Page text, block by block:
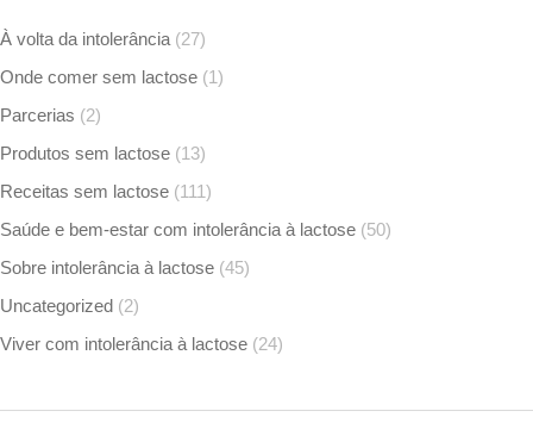
À volta da intolerância (27)
Onde comer sem lactose (1)
Parcerias (2)
Produtos sem lactose (13)
Receitas sem lactose (111)
Saúde e bem-estar com intolerância à lactose (50)
Sobre intolerância à lactose (45)
Uncategorized (2)
Viver com intolerância à lactose (24)